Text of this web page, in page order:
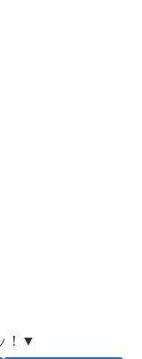
！▼